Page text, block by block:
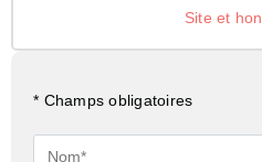
Site et
* Champs obligatoires
Nom*